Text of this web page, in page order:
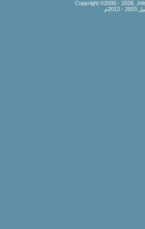
Copyright ©2000 - 2026,